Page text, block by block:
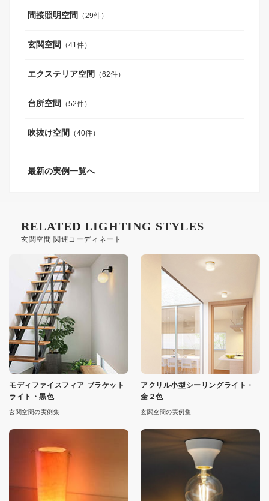
間接照明空間 （29件）
玄関空間 （41件）
エクステリア空間 （62件）
台所空間 （52件）
吹抜け空間 （40件）
最新の実例一覧へ
玄関空間 関連コーディネート
RELATED LIGHTING STYLES
モディファイスフィア ブラケット
ライト・黒色
玄関空間の実例集
アクリル小型シーリングライト・
全２色
玄関空間の実例集